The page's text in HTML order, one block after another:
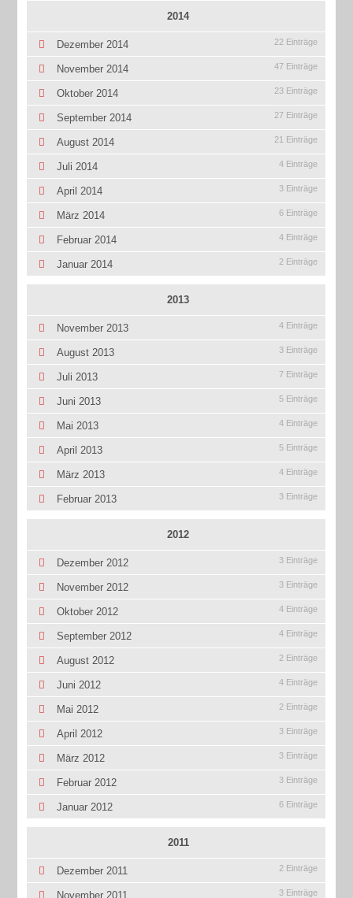
2014
Dezember 2014 22 Einträge
November 2014 47 Einträge
Oktober 2014 23 Einträge
September 2014 27 Einträge
August 2014 21 Einträge
Juli 2014 4 Einträge
April 2014 3 Einträge
März 2014 6 Einträge
Februar 2014 4 Einträge
Januar 2014 2 Einträge
2013
November 2013 4 Einträge
August 2013 3 Einträge
Juli 2013 7 Einträge
Juni 2013 5 Einträge
Mai 2013 4 Einträge
April 2013 5 Einträge
März 2013 4 Einträge
Februar 2013 3 Einträge
2012
Dezember 2012 3 Einträge
November 2012 3 Einträge
Oktober 2012 4 Einträge
September 2012 4 Einträge
August 2012 2 Einträge
Juni 2012 4 Einträge
Mai 2012 2 Einträge
April 2012 3 Einträge
März 2012 3 Einträge
Februar 2012 3 Einträge
Januar 2012 6 Einträge
2011
Dezember 2011 2 Einträge
November 2011 3 Einträge